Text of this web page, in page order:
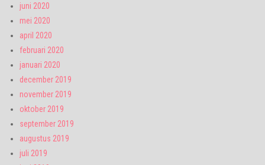
juni 2020
mei 2020
april 2020
februari 2020
januari 2020
december 2019
november 2019
oktober 2019
september 2019
augustus 2019
juli 2019